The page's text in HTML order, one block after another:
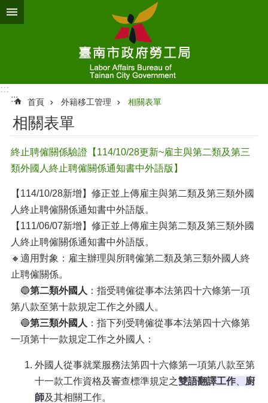
跳到主要內容區塊
:::
:::
首頁 外籍移工管理 相關表單
相關表單
終止聘僱關係驗證【114/10/28更新~雇主與第二類及第三
類外國人終止聘僱關係通知書中外語版】
【114/10/28新增】修正並上傳雇主與第二類及第三類外國
人終止聘僱關係通知書中外語版。
【111/06/07新增】修正並上傳雇主與第二類及第三類外國
人終止聘僱關係通知書中外語版。
🔸適用對象：雇主辦理與所聘僱第二類及第三類外國人終
止聘僱關係。
🔵第二類外國人 ：指受聘僱從事本法第四十六條第一項
第八款至第十款規定工作之外國人。
🔵第三類外國人 ：指下列受聘僱從事本法第四十六條第
一項第十一款規定工作之外國人：
外國人從事就業服務法第四十六條第一項第八款至第
十一款工作資格及審查標準規定之雙語翻譯工作
廚
師及其相關工作。